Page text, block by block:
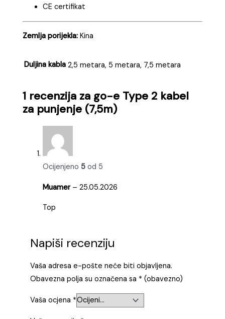
CE certifikat
Zemlja porijekla: Kina
Duljina kabla 2,5 metara, 5 metara, 7,5 metara
1 recenzija za go-e Type 2 kabel
za punjenje (7,5m)
Ocijenjeno 5 od 5
Muamer – 25.05.2026
Top
Napiši recenziju
Vaša adresa e-pošte neće biti objavljena.
Obavezna polja su označena sa * (obavezno)
Vaša ocjena *